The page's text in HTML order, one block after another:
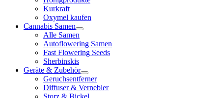
Kurkraft
Oxymel kaufen
Cannabis Samen
Alle Samen
Autoflowering Samen
Fast Flowering Seeds
Sherbinskis
Geräte & Zubehör
Geruchsentferner
Diffuser & Vernebler
Storz & Bickel